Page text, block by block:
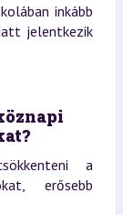
inkább
jelentkezik
a
erősebb